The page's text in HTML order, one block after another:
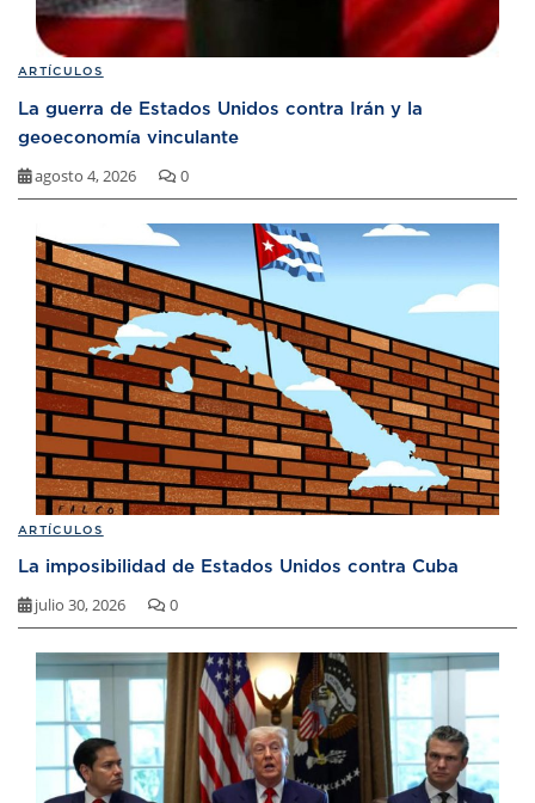
ARTÍCULOS
La guerra de Estados Unidos contra Irán y la
geoeconomía vinculante
agosto 4, 2026 0
ARTÍCULOS
La imposibilidad de Estados Unidos contra Cuba
julio 30, 2026 0